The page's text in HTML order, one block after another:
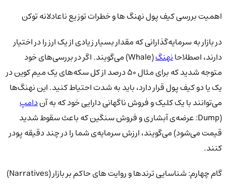
اهمیت بررسی کیف پول نهنگ ها و خطرات توزیع ناعادلانه توکن
در بازار به سرمایه‌گذارانی که مقدار بسیار زیادی از یک ارز را در اختیار
دارند، اصطلاحانهنگ
(Whale) می‌گویند. اگر در بررسی‌های خود
متوجه شدید که برای مثال ۵۰ درصد از کل سکه‌های یک میم کوین در
یک یا دو کیف پول قرار دارد، باید به شدت احتیاط کنید. این نهنگ‌ها
می‌توانند با یک کلیک و فروش ناگهانی دارایی خود که به آندامپ
(Dump: عرضه‌ی آبشاری و فروش سنگین که باعث سقوط شدید
قیمت می‌شود) می‌گویند، ارزش سرمایه‌ی شما را در چند دقیقه پودر
کنند.
گام چهارم: شناسایی ترندها و روایت های حاکم بر بازار (Narratives)